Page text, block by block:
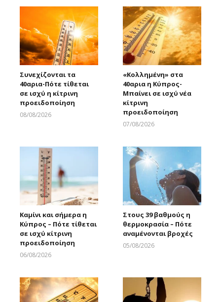
Συνεχίζονται τα
40αρια-Πότε τίθεται
σε ισχύ η κίτρινη
προειδοποίηση
08/08/2026
«Κολλημένη» στα
40αρια η Κύπρος-
Μπαίνει σε ισχύ νέα
κίτρινη
προειδοποίηση
07/08/2026
Καμίνι και σήμερα η
Κύπρος – Πότε τίθεται
σε ισχύ κίτρινη
προειδοποίηση
06/08/2026
Στους 39 βαθμούς η
θερμοκρασία – Πότε
αναμένονται βροχές
05/08/2026